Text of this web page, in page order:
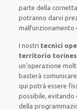
parte della
potranno darvi
malfunzionamento
I nostri tecnici
territorio
un’operazione
basterà
qui potrà essere
possibile, evitando
della